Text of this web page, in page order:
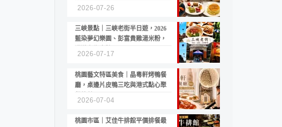
2026-07-26
三峽景點｜三峽老街半日遊，2026
藍染夢幻樂園、彭富貴雞湯米粉，
2026-07-17
桃園藝文特區美食｜晶粵軒烤鴨餐
廳，桌邊片皮鴨三吃與港式點心聚
2026-07-04
桃園市區｜艾佳牛排館平價排餐最